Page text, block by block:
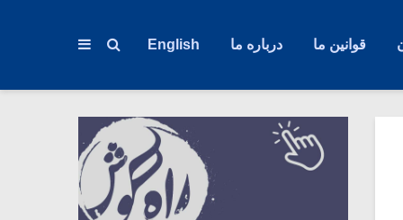
قوانین ما درباره ما English